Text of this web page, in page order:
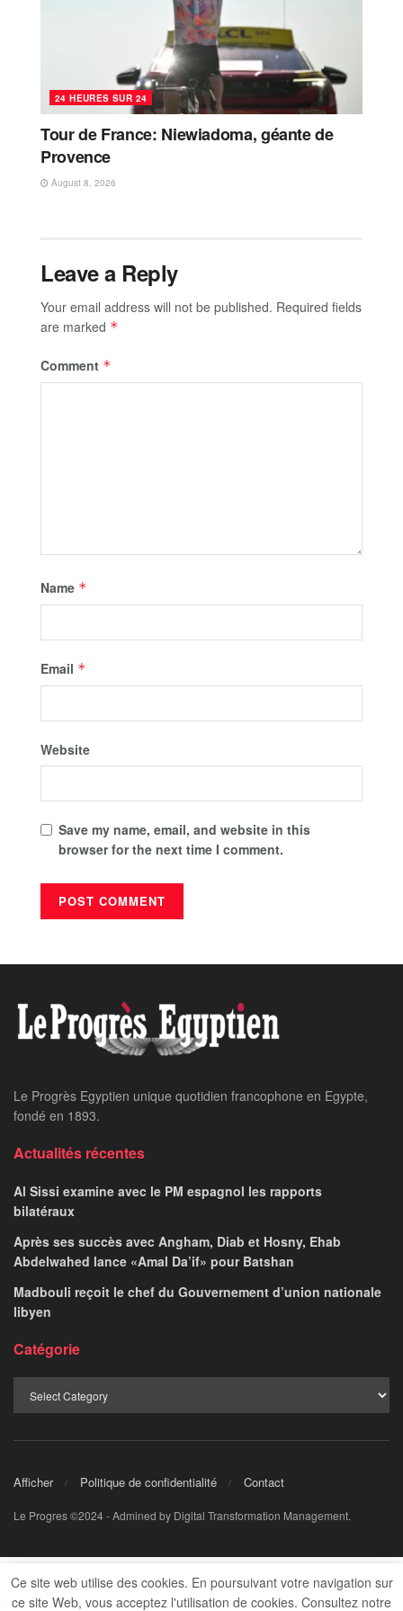
24 HEURES SUR 24
Tour de France: Niewiadoma, géante de
Provence
August 8, 2026
Leave a Reply
Your email address will not be published. Required fields
are marked *
Comment *
Name *
Email *
Website
Save my name, email, and website in this
browser for the next time I comment.
Le Progrès Egyptien unique quotidien francophone en Egypte,
fondé en 1893.
Actualités récentes
Al Sissi examine avec le PM espagnol les rapports
bilatéraux
Après ses succès avec Angham, Diab et Hosny, Ehab
Abdelwahed lance «Amal Da’if» pour Batshan
Madbouli reçoit le chef du Gouvernement d’union nationale
libyen
Catégorie
Afficher Politique de confidentialité Contact
Le Progres ©2024 - Admined by Digital Transformation Management.
Ce site web utilise des cookies. En poursuivant votre navigation sur
ce site Web, vous acceptez l'utilisation de cookies. Consultez notre